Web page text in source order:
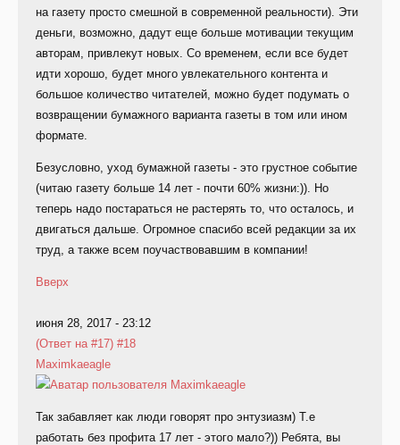
на газету просто смешной в современной реальности). Эти
деньги, возможно, дадут еще больше мотивации текущим
авторам, привлекут новых. Со временем, если все будет
идти хорошо, будет много увлекательного контента и
большое количество читателей, можно будет подумать о
возвращении бумажного варианта газеты в том или ином
формате.
Безусловно, уход бумажной газеты - это грустное событие
(читаю газету больше 14 лет - почти 60% жизни:)). Но
теперь надо постараться не растерять то, что осталось, и
двигаться дальше. Огромное спасибо всей редакции за их
труд, а также всем поучаствовавшим в компании!
Вверх
июня 28, 2017 - 23:12
(Ответ на #17) #18
Maximkaeagle
Так забавляет как люди говорят про энтузиазм) Т.е
работать без профита 17 лет - этого мало?)) Ребята, вы